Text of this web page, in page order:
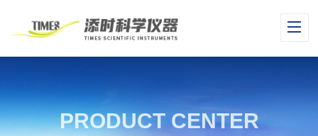
PRODUCT CENTER